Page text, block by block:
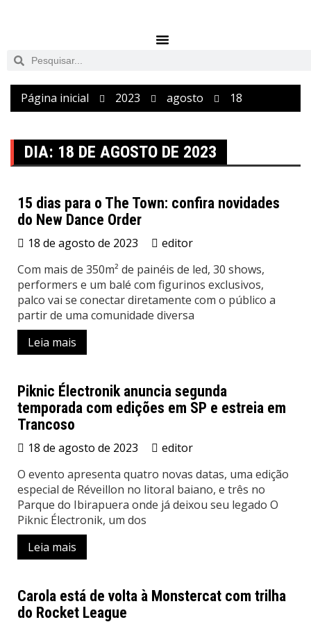
Página inicial 2023 agosto 18
DIA: 18 DE AGOSTO DE 2023
Eventos
15 dias para o The Town: confira novidades
do New Dance Order
18 de agosto de 2023
editor
Com mais de 350m² de painéis de led, 30 shows,
performers e um balé com figurinos exclusivos,
palco vai se conectar diretamente com o público a
partir de uma comunidade diversa
Leia mais
Eventos
Piknic Électronik anuncia segunda
temporada com edições em SP e estreia em
Trancoso
18 de agosto de 2023
editor
O evento apresenta quatro novas datas, uma edição
especial de Réveillon no litoral baiano, e três no
Parque do Ibirapuera onde já deixou seu legado O
Piknic Électronik, um dos
Leia mais
Eventos
Carola está de volta à Monstercat com trilha
do Rocket League